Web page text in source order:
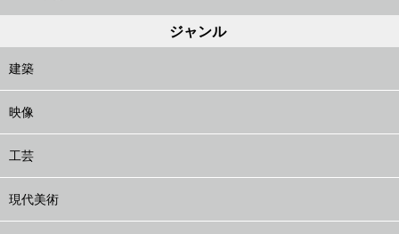
ジャンル
建築
映像
工芸
現代美術